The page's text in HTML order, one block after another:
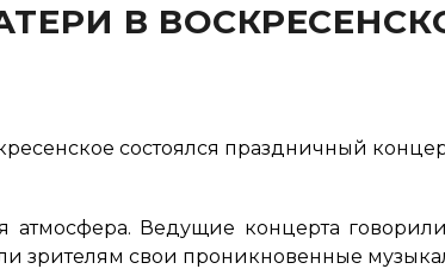
В
состоялся праздничный
атмосфера. Ведущие концерта
зрителям свои проникновенные